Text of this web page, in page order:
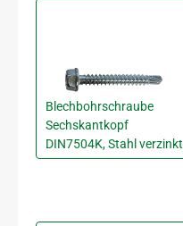
Blechbohrschraube
Sechskantkopf
DIN7504K, Stahl verzinkt